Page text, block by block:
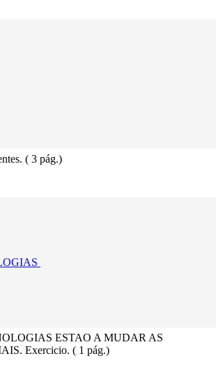
( 3 pág.)
ESTAO A MUDAR AS
Exercicio. ( 1 pág.)